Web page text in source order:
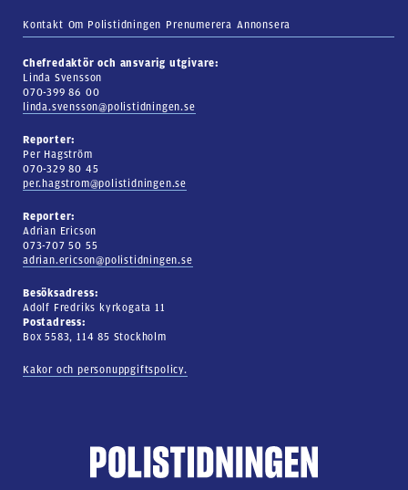
Kontakt Om Polistidningen Prenumerera Annonsera
Chefredaktör och ansvarig utgivare:
Linda Svensson
070-399 86 00
linda.svensson@polistidningen.se
Reporter:
Per Hagström
070-329 80 45
per.hagstrom@polistidningen.se
Reporter:
Adrian Ericson
073-707 50 55
adrian.ericson@polistidningen.se
Besöksadress:
Adolf Fredriks kyrkogata 11
Postadress:
Box 5583, 114 85 Stockholm
Kakor och personuppgiftspolicy.